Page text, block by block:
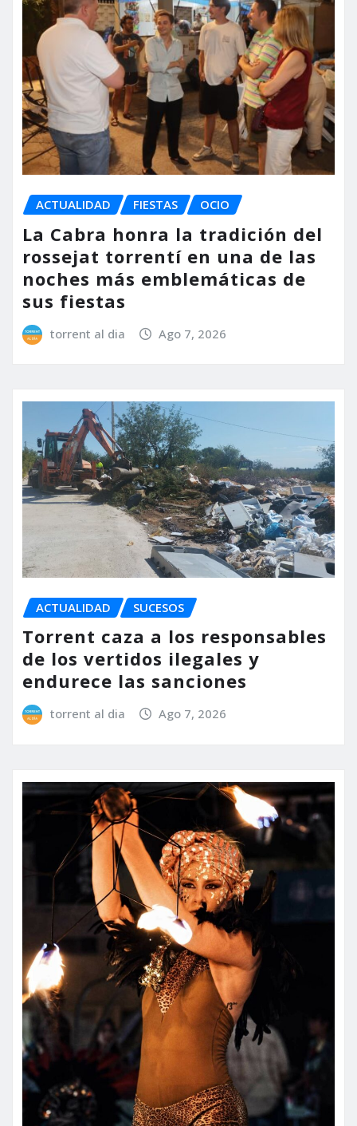
ACTUALIDAD FIESTAS OCIO
La Cabra honra la tradición del
rossejat torrentí en una de las
noches más emblemáticas de
sus fiestas
torrent al dia Ago 7, 2026
ACTUALIDAD SUCESOS
Torrent caza a los responsables
de los vertidos ilegales y
endurece las sanciones
torrent al dia Ago 7, 2026